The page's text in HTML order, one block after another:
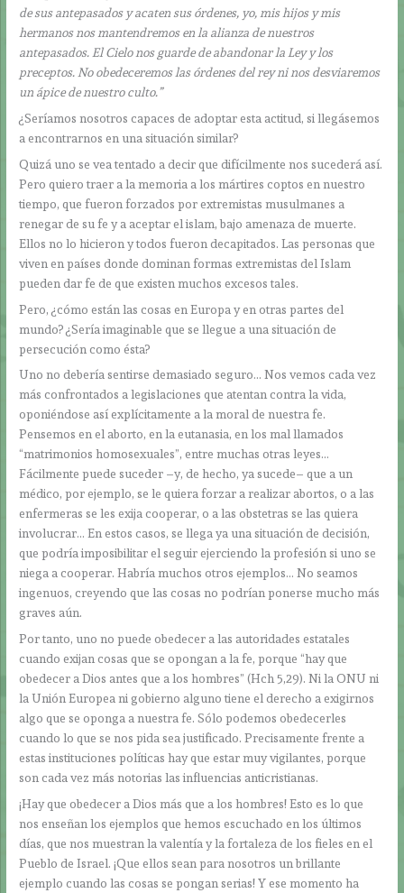
de sus antepasados y acaten sus órdenes, yo, mis hijos y mis
hermanos nos mantendremos en la alianza de nuestros
antepasados. El Cielo nos guarde de abandonar la Ley y los
preceptos. No obedeceremos las órdenes del rey ni nos desviaremos
un ápice de nuestro culto.”
¿Seríamos nosotros capaces de adoptar esta actitud, si llegásemos
a encontrarnos en una situación similar?
Quizá uno se vea tentado a decir que difícilmente nos sucederá así.
Pero quiero traer a la memoria a los mártires coptos en nuestro
tiempo, que fueron forzados por extremistas musulmanes a
renegar de su fe y a aceptar el islam, bajo amenaza de muerte.
Ellos no lo hicieron y todos fueron decapitados. Las personas que
viven en países donde dominan formas extremistas del Islam
pueden dar fe de que existen muchos excesos tales.
Pero, ¿cómo están las cosas en Europa y en otras partes del
mundo? ¿Sería imaginable que se llegue a una situación de
persecución como ésta?
Uno no debería sentirse demasiado seguro… Nos vemos cada vez
más confrontados a legislaciones que atentan contra la vida,
oponiéndose así explícitamente a la moral de nuestra fe.
Pensemos en el aborto, en la eutanasia, en los mal llamados
“matrimonios homosexuales”, entre muchas otras leyes…
Fácilmente puede suceder –y, de hecho, ya sucede– que a un
médico, por ejemplo, se le quiera forzar a realizar abortos, o a las
enfermeras se les exija cooperar, o a las obstetras se las quiera
involucrar… En estos casos, se llega ya una situación de decisión,
que podría imposibilitar el seguir ejerciendo la profesión si uno se
niega a cooperar. Habría muchos otros ejemplos… No seamos
ingenuos, creyendo que las cosas no podrían ponerse mucho más
graves aún.
Por tanto, uno no puede obedecer a las autoridades estatales
cuando exijan cosas que se opongan a la fe, porque “hay que
obedecer a Dios antes que a los hombres” (Hch 5,29). Ni la ONU ni
la Unión Europea ni gobierno alguno tiene el derecho a exigirnos
algo que se oponga a nuestra fe. Sólo podemos obedecerles
cuando lo que se nos pida sea justificado. Precisamente frente a
estas instituciones políticas hay que estar muy vigilantes, porque
son cada vez más notorias las influencias anticristianas.
¡Hay que obedecer a Dios más que a los hombres! Esto es lo que
nos enseñan los ejemplos que hemos escuchado en los últimos
días, que nos muestran la valentía y la fortaleza de los fieles en el
Pueblo de Israel. ¡Que ellos sean para nosotros un brillante
ejemplo cuando las cosas se pongan serias! Y ese momento ha